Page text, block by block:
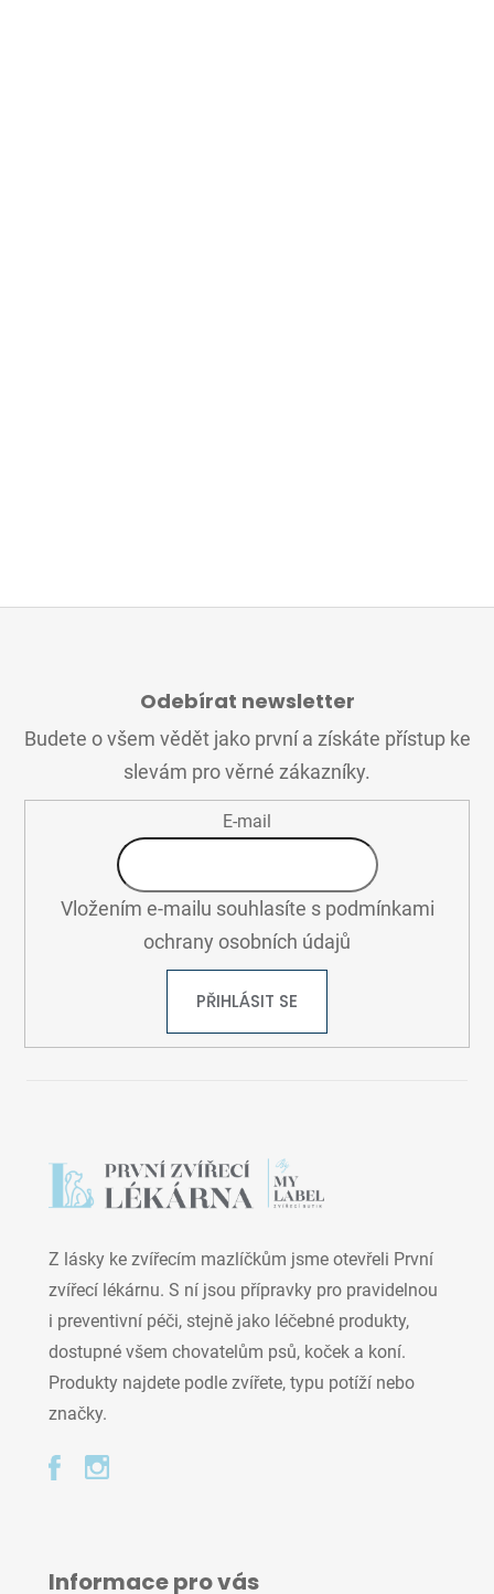
Odebírat newsletter
Budete o všem vědět jako první a získáte přístup ke
slevám pro věrné zákazníky.
E-mail
Vložením e-mailu souhlasíte s podmínkami
ochrany osobních údajů
PŘIHLÁSIT SE
Z lásky ke zvířecím mazlíčkům jsme otevřeli První
zvířecí lékárnu. S ní jsou přípravky pro pravidelnou
i preventivní péči, stejně jako léčebné produkty,
dostupné všem chovatelům psů, koček a koní.
Produkty najdete podle zvířete, typu potíží nebo
značky.
Informace pro vás